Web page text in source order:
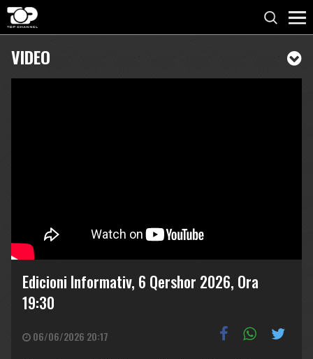
VIDEO
Edicioni Informativ, 6 Qershor 2026, Ora
19:30
06/06/2026 20:17